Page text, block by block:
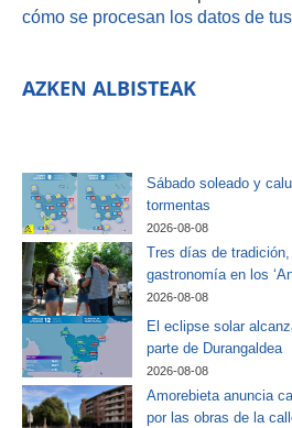
cómo se procesan los datos de
AZKEN ALBISTEAK
Sábado soleado y
tormentas
2026-08-08
Tres días de
gastronomía en los
2026-08-08
El eclipse solar
parte de Durangaldea
2026-08-08
Amorebieta anuncia
por las obras de la